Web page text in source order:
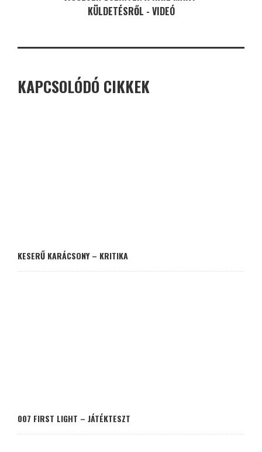
KÜLDETÉSRŐL - VIDEÓ
KAPCSOLÓDÓ CIKKEK
KESERŰ KARÁCSONY – KRITIKA
007 FIRST LIGHT – JÁTÉKTESZT